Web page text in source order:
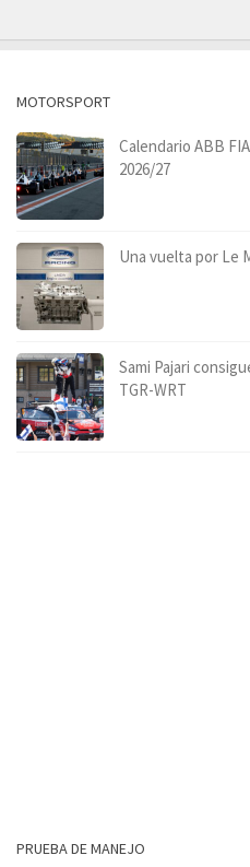
MOTORSPORT
Calendario ABB
2026/27
Una vuelta por Le
Sami Pajari
TGR-WRT
PRUEBA DE MANEJO